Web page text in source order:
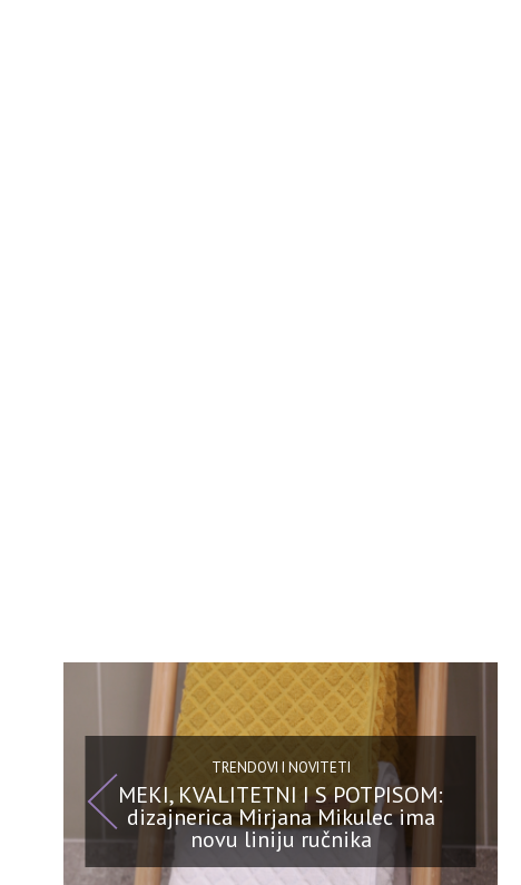
TRENDOVI I NOVITETI
MEKI, KVALITETNI I S POTPISOM:
dizajnerica Mirjana Mikulec ima
novu liniju ručnika